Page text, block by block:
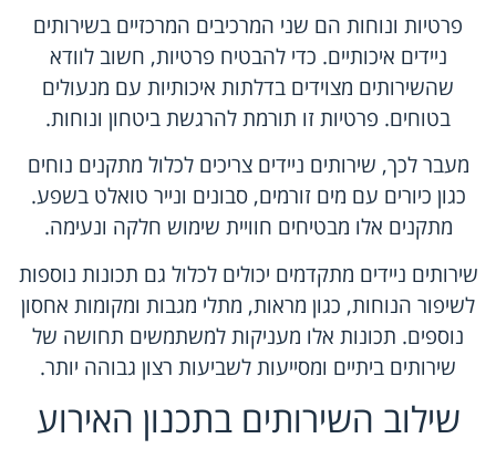
פרטיות ונוחות הם שני המרכיבים המרכזיים בשירותים
ניידים איכותיים. כדי להבטיח פרטיות, חשוב לוודא
שהשירותים מצוידים בדלתות איכותיות עם מנעולים
בטוחים. פרטיות זו תורמת להרגשת ביטחון ונוחות.
מעבר לכך, שירותים ניידים צריכים לכלול מתקנים נוחים
כגון כיורים עם מים זורמים, סבונים ונייר טואלט בשפע.
מתקנים אלו מבטיחים חוויית שימוש חלקה ונעימה.
שירותים ניידים מתקדמים יכולים לכלול גם תכונות נוספות
לשיפור הנוחות, כגון מראות, מתלי מגבות ומקומות אחסון
נוספים. תכונות אלו מעניקות למשתמשים תחושה של
שירותים ביתיים ומסייעות לשביעות רצון גבוהה יותר.
שילוב השירותים בתכנון האירוע